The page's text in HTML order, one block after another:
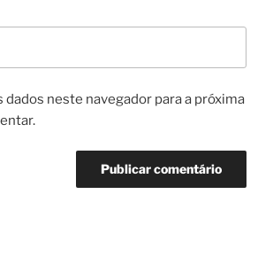
dados neste navegador para a próxima